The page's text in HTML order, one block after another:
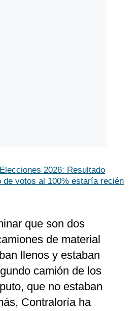
Elecciones 2026: Resultado
de votos al 100% estaría recién
que son dos
de material
llenos y estaban
camión de los
que no estaban
Contraloría ha